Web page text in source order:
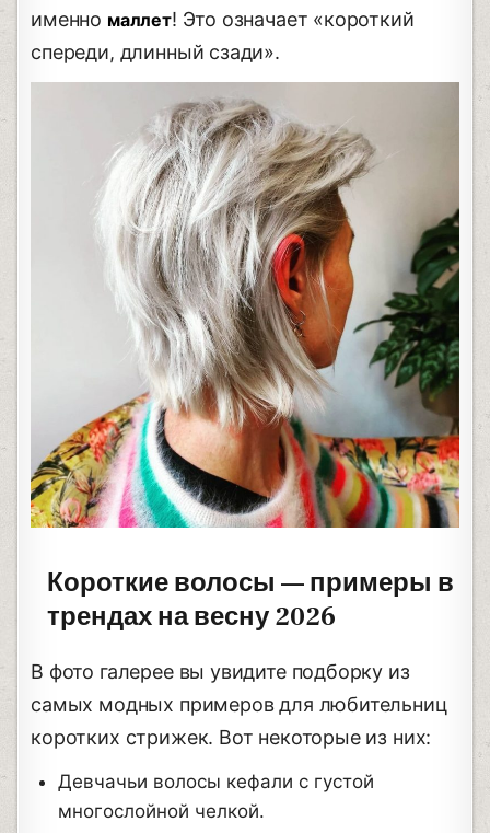
именно маллет! Это означает «короткий
спереди, длинный сзади».
Короткие волосы — примеры в
трендах на весну 2026
В фото галерее вы увидите подборку из
самых модных примеров для любительниц
коротких стрижек. Вот некоторые из них:
Девчачьи волосы кефали с густой
многослойной челкой.